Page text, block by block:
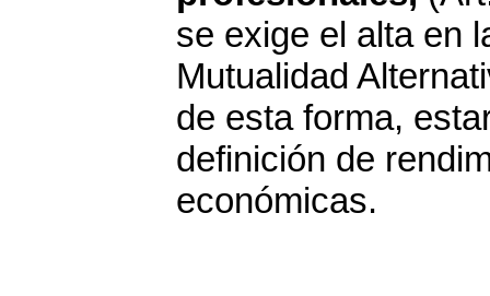
se exige el alta en
Mutualidad
de esta forma,
definición de
económicas.